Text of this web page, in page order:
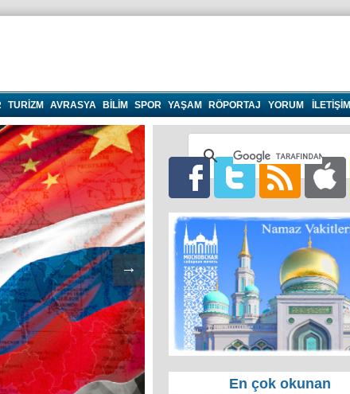
TURIZM AVRASYA BILIM SPOR YAŞAM RÖPORTAJ YORUM İLETİŞİM
→
En çok okunan